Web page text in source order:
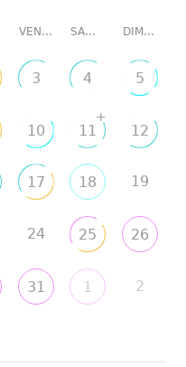
VENDREDI SAMEDI DIMANCHE
3 4 5
10 11
+
12
17 18 19
24 25 26
31 1 2